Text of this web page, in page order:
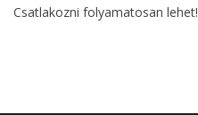
Csatlakozni folyamatosan lehet!